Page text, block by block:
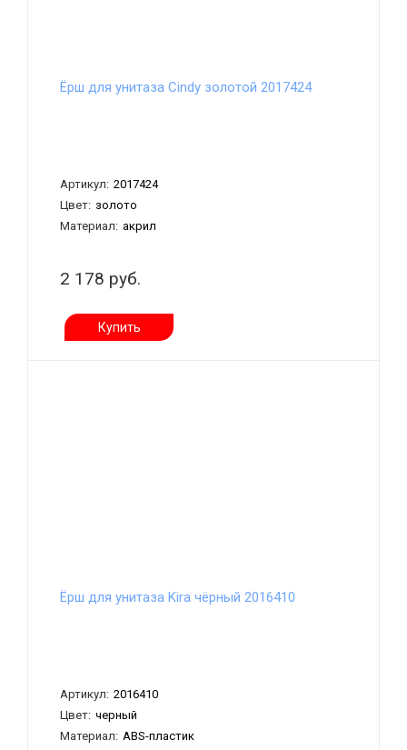
Ёрш для унитаза Cindy золотой 2017424
Артикул: 2017424
Цвет: золото
Материал: акрил
2 178 руб.
Купить
Ёрш для унитаза Kira чёрный 2016410
Артикул: 2016410
Цвет: черный
Материал: ABS-пластик